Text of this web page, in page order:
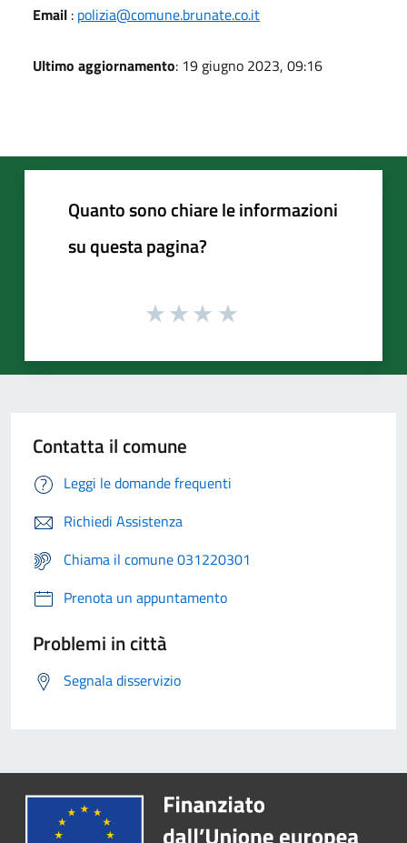
Email : polizia@comune.brunate.co.it
Ultimo aggiornamento: 19 giugno 2023, 09:16
Quanto sono chiare le informazioni
su questa pagina?
Contatta il comune
Leggi le domande frequenti
Richiedi Assistenza
Chiama il comune 031220301
Prenota un appuntamento
Problemi in città
Segnala disservizio